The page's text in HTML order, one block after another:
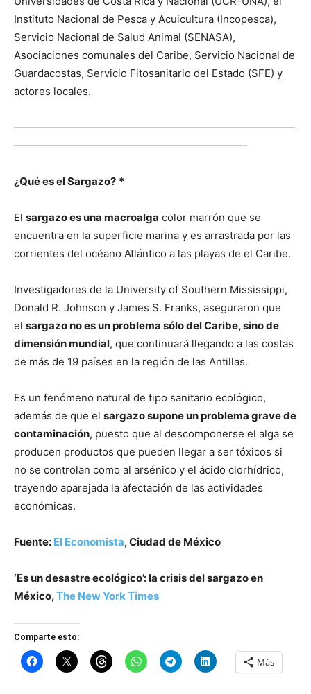
Instituto Nacional de Pesca y Acuicultura (Incopesca),
Servicio Nacional de Salud Animal (SENASA),
Asociaciones comunales del Caribe, Servicio Nacional de
Guardacostas, Servicio Fitosanitario del Estado (SFE) y
actores locales.
———————————————————————————
——————————————————————-
¿Qué es el Sargazo? *
El sargazo es una macroalga color marrón que se
encuentra en la superficie marina y es arrastrada por las
corrientes del océano Atlántico a las playas de el Caribe.
Investigadores de la University of Southern Mississippi,
Donald R. Johnson y James S. Franks, aseguraron que
el sargazo no es un problema sólo del Caribe, sino de
dimensión mundial, que continuará llegando a las costas
de más de 19 países en la región de las Antillas.
Es un fenómeno natural de tipo sanitario ecológico,
además de que el sargazo supone un problema grave de
contaminación, puesto que al descomponerse el alga se
producen productos que pueden llegar a ser tóxicos si
no se controlan como al arsénico y el ácido clorhídrico,
trayendo aparejada la afectación de las actividades
económicas.
Fuente: El Economista, Ciudad de México
‘Es un desastre ecológico’: la crisis del sargazo en
México,The New York Times
Comparte esto:
Más